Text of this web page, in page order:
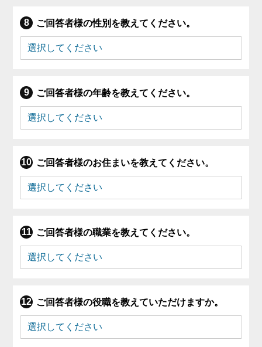
ご回答者様の性別を教えてください。
ご回答者様の年齢を教えてください。
ご回答者様のお住まいを教えてください。
ご回答者様の職業を教えてください。
ご回答者様の役職を教えていただけますか。